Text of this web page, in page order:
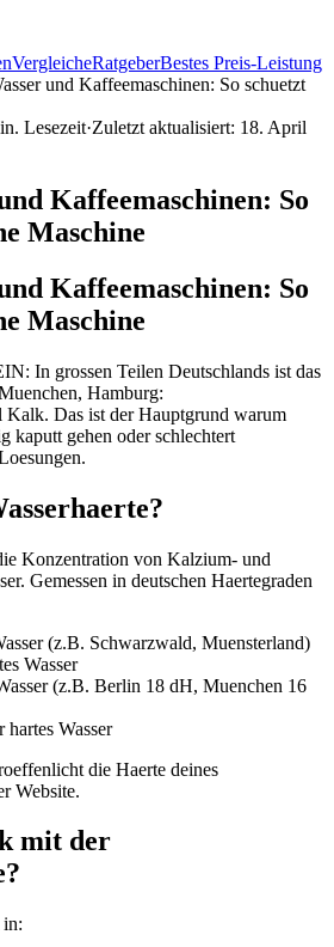
VergleicheRatgeberBestes Preis-Leistung
und Kaffeemaschinen: So schuetzt
Lesezeit·Zuletzt aktualisiert: 18. April
Kaffeemaschinen: So
Maschine
Kaffeemaschinen: So
Maschine
In grossen Teilen Deutschlands ist das
Hamburg:
Kalk. Das ist der Hauptgrund warum
kaputt gehen oder schlechtert
Konzentration von Kalzium- und
Gemessen in deutschen Haertegraden
(z.B. Schwarzwald, Muensterland)
Wasser
(z.B. Berlin 18 dH, Muenchen 16
hartes Wasser
die Haerte deines
Website.
mit der
in: